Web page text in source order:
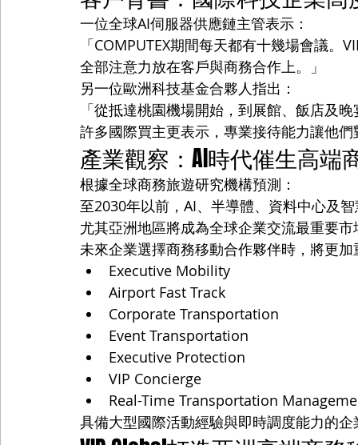
一位全球AI伺服器供應鏈主管表示：
「COMPUTEX期間每天都有十幾場會議
全部注意力放在客戶與商務合作上。」
另一位歐洲科技基金合夥人指出：
「從抵達桃園機場開始，到展館、飯店及
許多國際買主更表示，專業接待能力讓他
產業觀察：AI時代催生高端
根據全球商務旅遊研究機構預測：
至2030年以前，AI、半導體、資料中心及
尤其亞洲地區將成為全球企業交流最重要市
未來企業選擇商務移動合作夥伴時，將更加
Executive Mobility
Airport Fast Track
Corporate Transportation
Event Transportation
Executive Protection
VIP Concierge
Real-Time Transportation
具備大型國際活動經驗與即時調度能力的